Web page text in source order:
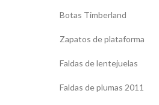
Botas Timberland
Zapatos de plataforma
Faldas de lentejuelas
Faldas de plumas 2011